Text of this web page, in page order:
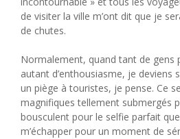
de visiter la ville m’ont dit que je
de chutes.
Normalement, quand tant de gens
autant d’enthousiasme, je deviens
un piège à touristes, je pense. Ce
magnifiques tellement submergés
bousculent pour le selfie parfait
m’échapper pour un moment de